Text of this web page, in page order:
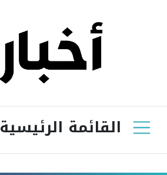
القائمة الرئيسية